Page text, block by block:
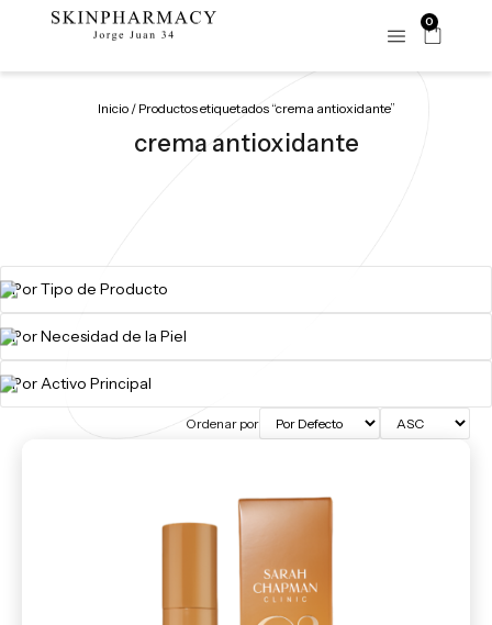
0
Inicio/ Productos etiquetados “crema antioxidante”
crema antioxidante
Ordenar por